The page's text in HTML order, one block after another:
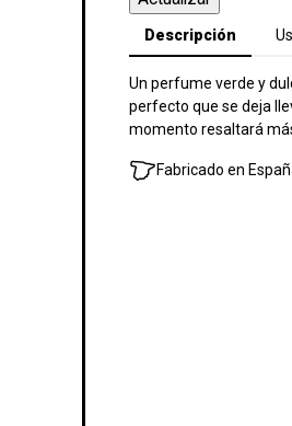
Descripción
Un perfume verde y
perfecto que se deja
momento resaltará
Fabricado en